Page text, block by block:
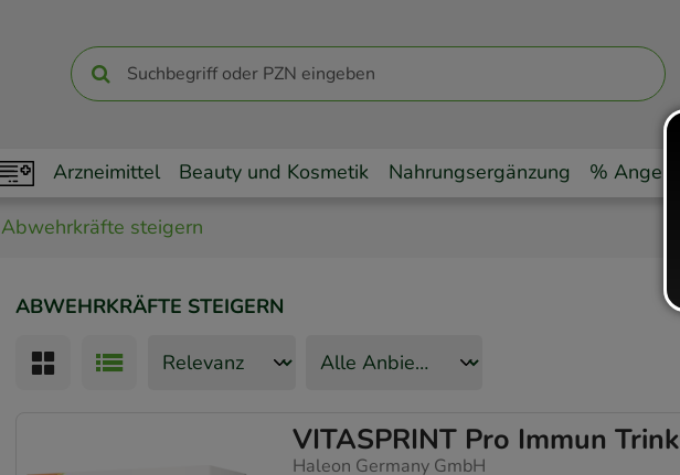
Arzneimittel Beauty und Kosmetik Nahrungsergänzung %
Abwehrkräfte steigern
ABWEHRKRÄFTE STEIGERN
VITASPRINT Pro Immun
Haleon Germany GmbH